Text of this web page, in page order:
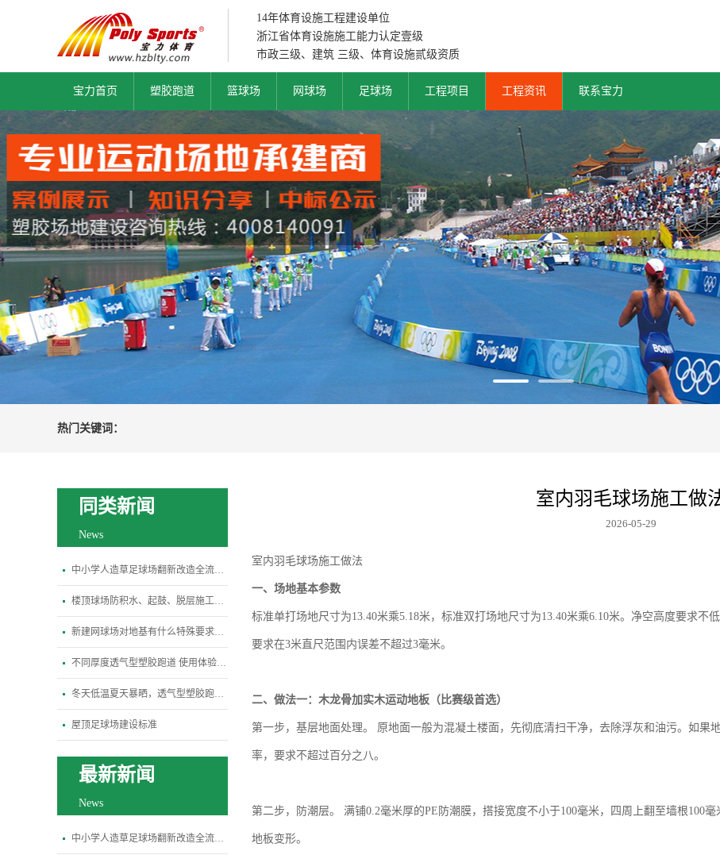
14年体育设施工程建设单位
浙江省体育设施施工能力认定壹级
市政三级、建筑 三级、体育设施贰级资质
宝力首页 塑胶跑道 篮球场 网球场 足球场 工程项目 工程资讯 联系宝力
热门关键词：
室内羽毛球场施工做
2026-05-29
室内羽毛球场施工做法
一、 场地基本参数
标准单打场地尺寸为13.40米乘5.18米，标准双打场地尺寸为13.40米乘6.10米。净空高度要求
要求在3米直尺范围内误差不超过3毫米。
二、 做法一：木龙骨加实木运动地板（比赛级首选）
第一步，基层地面处理。 原地面一般为混凝土楼面，先彻底清扫干净，去除浮灰和油污。如果
率，要求不超过百分之八。
第二步，防潮层。 满铺0.2毫米厚的PE防潮膜，搭接宽度不小于100毫米，四周上翻至墙根100
地板变形。
同类新闻
News
中小学人造草足球场翻新改造全流程指南
楼顶球场防积水、起鼓、脱层施工关键规范
新建网球场对地基有什么特殊要求？平整度、排水坡度标准是多少
不同厚度透气型塑胶跑道 使用体验差异全解析
冬天低温夏天暴晒，透气型塑胶跑道会变硬开裂吗？
屋顶足球场建设标准
最新新闻
News
中小学人造草足球场翻新改造全流程指南